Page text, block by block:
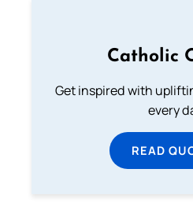
Catholic
Get inspired with
every
READ